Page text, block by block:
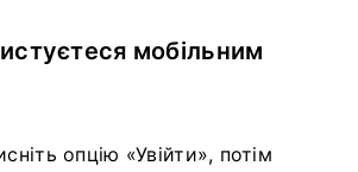
мобільним
опцію «Увійти», потім